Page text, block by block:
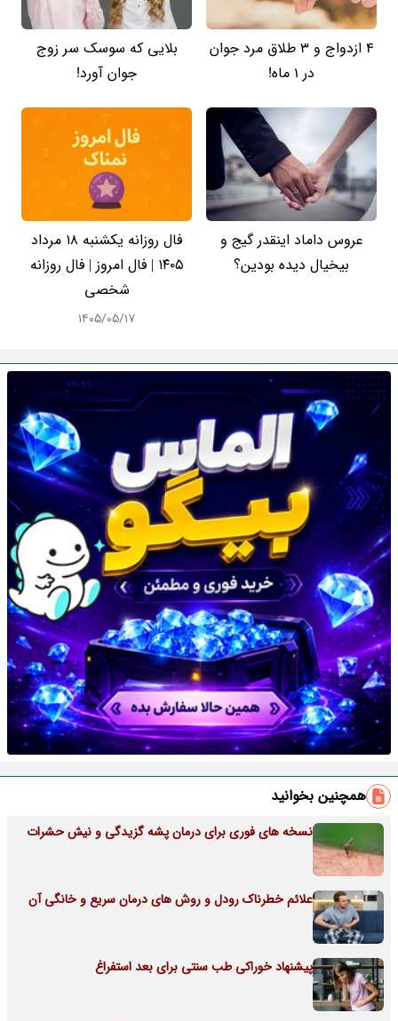
4 ازدواج و 3 طلاق مرد جوان
در 1 ماه!
بلایی که سوسک سر زوج
جوان آورد!
عروس داماد اینقدر گیج و
بیخیال دیده بودین؟
فال روزانه یکشنبه ۱۸ مرداد
۱۴۰۵ | فال امروز | فال روزانه
شخصی
۱۴۰۵/۰۵/۱۷
همچنین بخوانید
نسخه های فوری برای درمان پشه گزیدگی و نیش حشرات
علائم خطرناک رودل و روش های درمان سریع و خانگی آن
پیشنهاد خوراکی طب سنتی برای بعد استفراغ